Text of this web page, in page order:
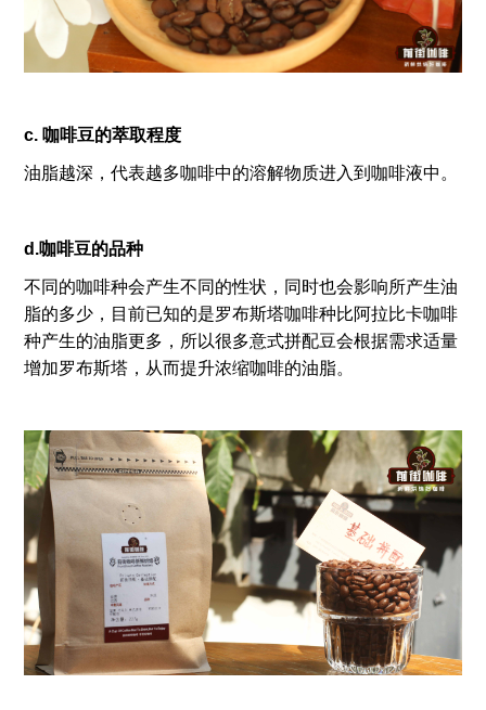
c. 咖啡豆的萃取程度
油脂越深，代表越多咖啡中的溶解物质进入到咖啡液中。
d.咖啡豆的品种
不同的咖啡种会产生不同的性状，同时也会影响所产生油
脂的多少，目前已知的是罗布斯塔咖啡种比阿拉比卡咖啡
种产生的油脂更多，所以很多意式拼配豆会根据需求适量
增加罗布斯塔，从而提升浓缩咖啡的油脂。